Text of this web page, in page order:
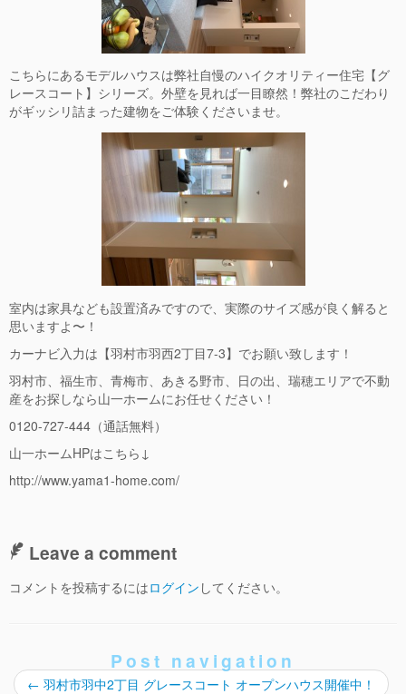
こちらにあるモデルハウスは弊社自慢のハイクオリティー住宅【グ
レースコート】シリーズ。外壁を見れば一目瞭然！弊社のこだわり
がギッシリ詰まった建物をご体験くださいませ。
室内は家具なども設置済みですので、実際のサイズ感が良く解ると
思いますよ〜！
カーナビ入力は【羽村市羽西2丁目7-3】でお願い致します！
羽村市、福生市、青梅市、あきる野市、日の出、瑞穂エリアで不動
産をお探しなら山一ホームにお任せください！
0120-727-444 （通話無料）
山一ホームHPはこちら ↓
http://www.yama1-home.com/
Leave a comment
コメントを投稿するにはログイン してください。
Post navigation
← 羽村市羽中2丁目 グレースコート オープンハウス開催中！